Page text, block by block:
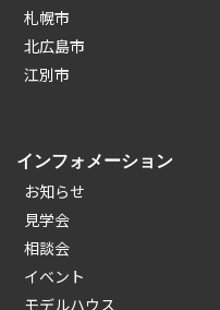
札幌市
北広島市
江別市
インフォメーション
お知らせ
見学会
相談会
イベント
モデルハウス